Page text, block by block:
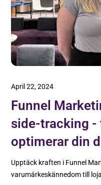
April 22, 2024
Funnel
side-tracking -
optimerar din
Upptäck kraften i Funnel
varumärkeskännedom till